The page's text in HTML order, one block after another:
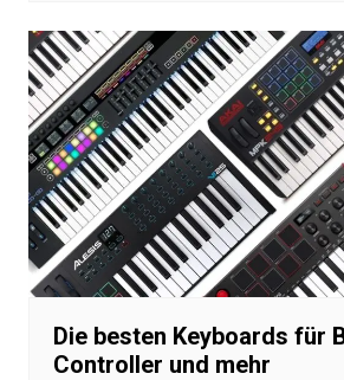
Die besten Keyboards für
Controller und mehr